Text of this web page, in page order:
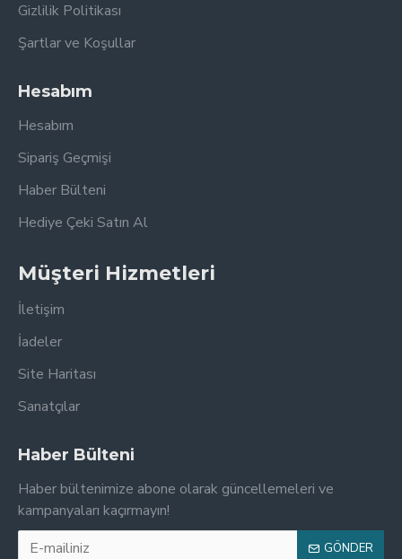
Gizlilik Politikası
Şartlar ve Koşullar
Hesabım
Hesabım
Sipariş Geçmişi
Haber Bülteni
Hediye Çeki Satın Al
Müşteri Hizmetleri
İletişim
İadeler
Site Haritası
Sanatçılar
Haber Bülteni
Haber bültenimize abone olarak güncellemeleri ve
kampanyaları kaçırmayın!
GÖNDER